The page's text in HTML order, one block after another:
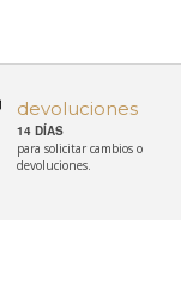
devoluciones
14 DÍAS
para solicitar cambios o
devoluciones.